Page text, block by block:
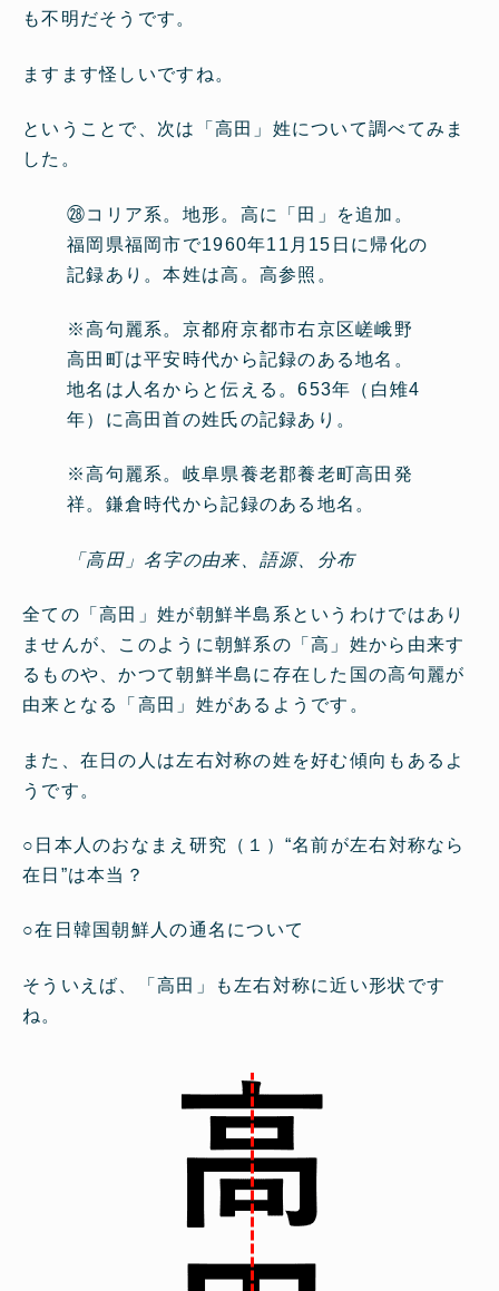
も不明だそうです。
ますます怪しいですね。
ということで、次は「高田」姓について調べてみま
した。
㉘コリア系。地形。高に「田」を追加。
福岡県福岡市で1960年11月15日に帰化の
記録あり。本姓は高。高参照。
※高句麗系。京都府京都市右京区嵯峨野
高田町は平安時代から記録のある地名。
地名は人名からと伝える。653年（白雉4
年）に高田首の姓氏の記録あり。
※高句麗系。岐阜県養老郡養老町高田発
祥。鎌倉時代から記録のある地名。
「高田」名字の由来、語源、分布
全ての「高田」姓が朝鮮半島系というわけではあり
ませんが、このように朝鮮系の「高」姓から由来す
るものや、かつて朝鮮半島に存在した国の高句麗が
由来となる「高田」姓があるようです。
また、在日の人は左右対称の姓を好む傾向もあるよ
うです。
○ 日本人のおなまえ研究（１）“名前が左右対称なら
在日”は本当？
○在日韓国朝鮮人の通名について
そういえば、「高田」も左右対称に近い形状です
ね。